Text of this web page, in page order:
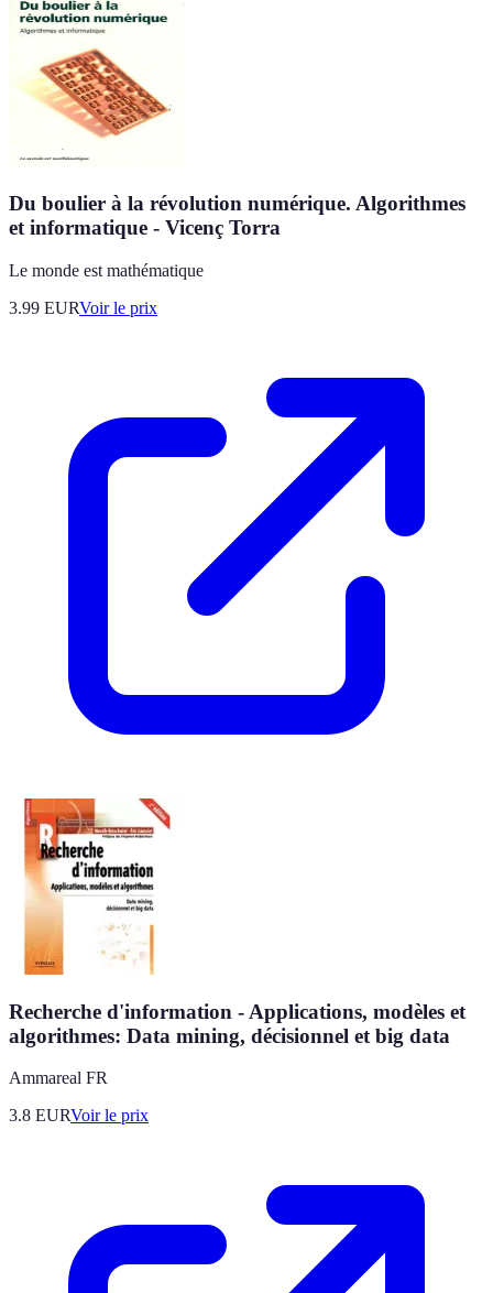
Du boulier à la révolution numérique. Algorithmes
et informatique - Vicenç Torra
Le monde est mathématique
3.99 EURVoir le prix
Recherche d'information - Applications, modèles et
algorithmes: Data mining, décisionnel et big data
Ammareal FR
3.8 EURVoir le prix